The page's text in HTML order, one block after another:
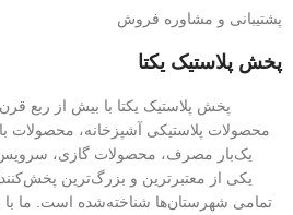
پشتیبانی و مشاوره فروش
پخش پلاستیک یکتا
پخش پلاستیک یکتا با بیش از ربع
محصولات پلاستیکی آشپزخانه، محصولات
یک‌بار مصرف، محصولات گازی،
یکی از معتبرترین و بزرگ‌ترین
تمامی شهرستان‌ها شناخته‌شده است. ما با